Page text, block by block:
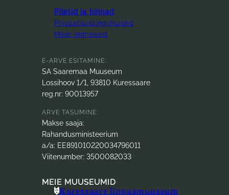
Piletid ja hinnad
Privaatsustingimused
Meie inimesed
E-ARVE ESITAMINE:
SA Saaremaa Muuseum
Lossihoov 1/1, 93810 Kuressaare
reg.nr: 90013957
ARVE TASUMINE:
Makse saaja:
Rahandusministeerium
a/a: EE891010220034796011
Viitenumber: 3500082033
MEIE MUUSEUMID
Kuressaare linnusmuuseum